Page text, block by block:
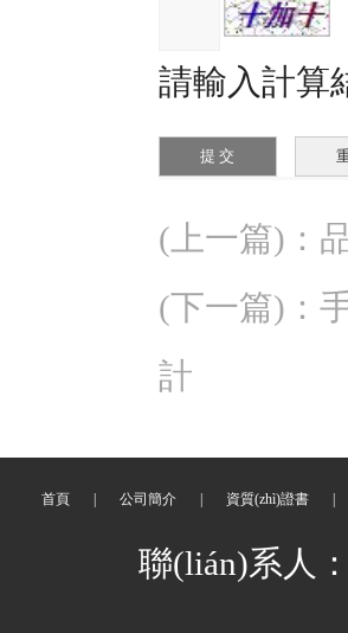
請輸入計算
(上一篇) ：
(下一篇) ：
計
首頁 公司簡介 資質(zhì)證書
聯(lián)系人